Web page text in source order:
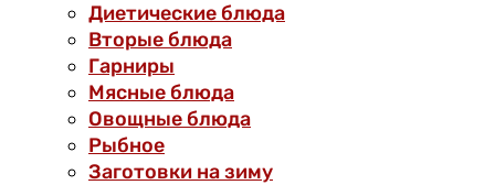
Диетические блюда
Вторые блюда
Гарниры
Мясные блюда
Овощные блюда
Рыбное
Заготовки на зиму